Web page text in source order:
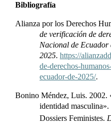
Bibliografía
Alianza por los Derechos
de verificación de
Nacional de Ecuador
2025. https://
de-derechos-
ecuador-de-2025/.
Bonino Méndez, Luis. 2002.
identidad masculina».
Dossiers Feministes.